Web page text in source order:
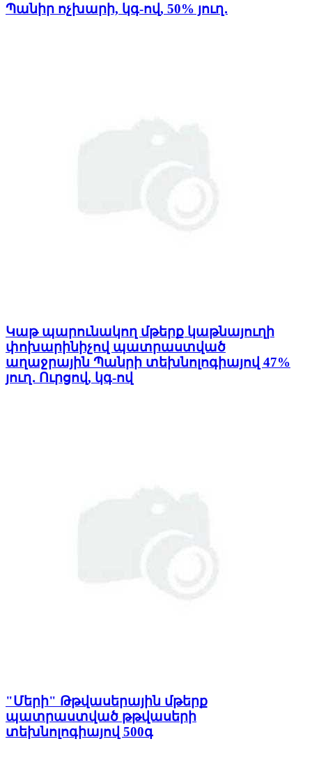
Պանիր ոչխարի, կգ-ով, 50% յուղ․
Կաթ պարունակող մթերք կաթնայուղի
փոխարինիչով պատրաստված
աղաջրային Պանրի տեխնոլոգիայով 47%
յուղ․ Ուրցով, կգ-ով
"Մերի" Թթվասերային մթերք
պատրաստված թթվասերի
տեխնոլոգիայով 500գ